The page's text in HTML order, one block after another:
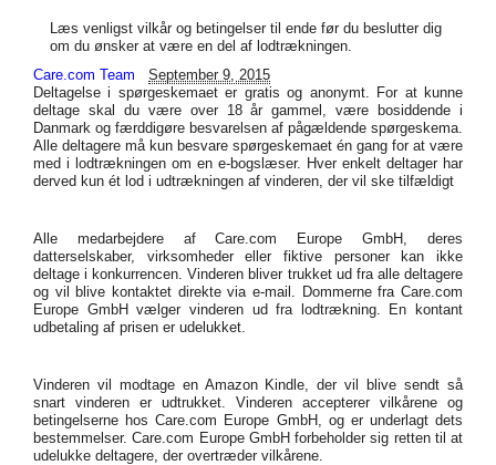
Læs venligst vilkår og betingelser til ende før du beslutter dig
om du ønsker at være en del af lodtrækningen.
Care.com Team
September 9, 2015
Deltagelse i spørgeskemaet er gratis og anonymt. For at kunne
deltage skal du være over 18 år gammel, være bosiddende i
Danmark og færddigøre besvarelsen af pågældende spørgeskema.
Alle deltagere må kun besvare spørgeskemaet én gang for at være
med i lodtrækningen om en e-bogslæser. Hver enkelt deltager har
derved kun ét lod i udtrækningen af vinderen, der vil ske tilfældigt
Alle medarbejdere af Care.com Europe GmbH, deres
datterselskaber, virksomheder eller fiktive personer kan ikke
deltage i konkurrencen. Vinderen bliver trukket ud fra alle deltagere
og vil blive kontaktet direkte via e-mail. Dommerne fra Care.com
Europe GmbH vælger vinderen ud fra lodtrækning. En kontant
udbetaling af prisen er udelukket.
Vinderen vil modtage en Amazon Kindle, der vil blive sendt så
snart vinderen er udtrukket. Vinderen accepterer vilkårene og
betingelserne hos Care.com Europe GmbH, og er underlagt dets
bestemmelser. Care.com Europe GmbH forbeholder sig retten til at
udelukke deltagere, der overtræder vilkårene.